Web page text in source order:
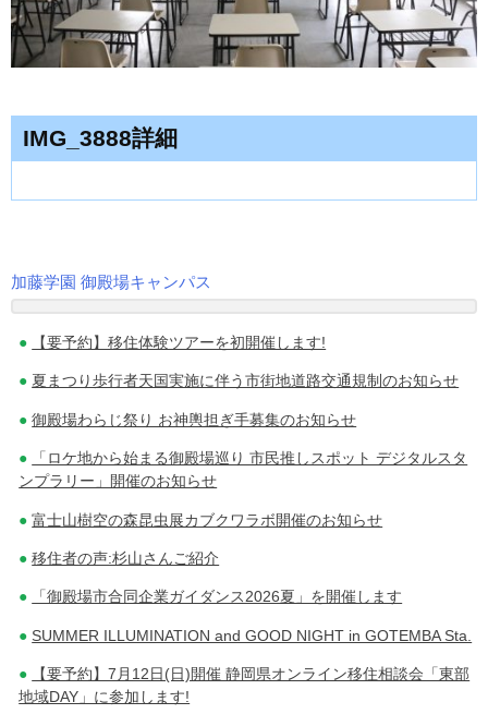
IMG_3888詳細
投
稿
ナ
ビ
ゲ
シ
ョ
ン
加藤学園 御殿場キャンパス
【要予約】移住体験ツアーを初開催します!
夏まつり歩行者天国実施に伴う市街地道路交通規制のお知らせ
御殿場わらじ祭り お神輿担ぎ手募集のお知らせ
「ロケ地から始まる御殿場巡り 市民推しスポット デジタルスタ
ンプラリー」開催のお知らせ
富士山樹空の森昆虫展カブクワラボ開催のお知らせ
移住者の声:杉山さんご紹介
「御殿場市合同企業ガイダンス2026夏」を開催します
SUMMER ILLUMINATION and GOOD NIGHT in GOTEMBA Sta.
【要予約】7月12日(日)開催 静岡県オンライン移住相談会「東部
地域DAY」に参加します!